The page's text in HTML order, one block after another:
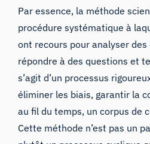
Par essence, la méthode
procédure systématique à
ont recours pour analyser
répondre à des questions et
s’agit d’un processus
éliminer les biais, garantir la
au fil du temps, un corpus de
Cette méthode n’est pas un